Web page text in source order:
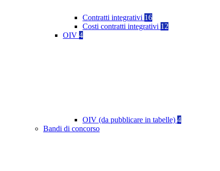
Contratti integrativi 16
Costi contratti integrativi 12
OIV 4
OIV (da pubblicare in tabelle) 4
Bandi di concorso